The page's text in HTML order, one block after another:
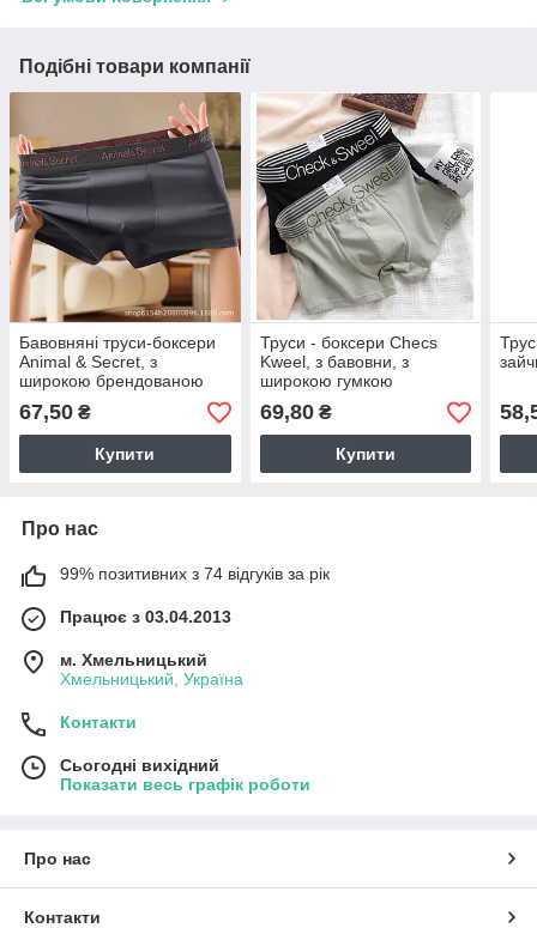
Подібні товари компанії
Бавовняні труси-боксери
Animal & Secret, з
широкою брендованою
гумкою
67,50 ₴
Купити
Труси - боксери Checs
Kweel, з бавовни, з
широкою гумкою
69,80₴
Купити
Про нас
99% позитивних з 74 відгуків за рік
Працює з 03.04.2013
м. Хмельницький
Хмельницький, Україна
Контакти
Сьогодні вихідний
Показати весь графік роботи
Про нас
Контакти